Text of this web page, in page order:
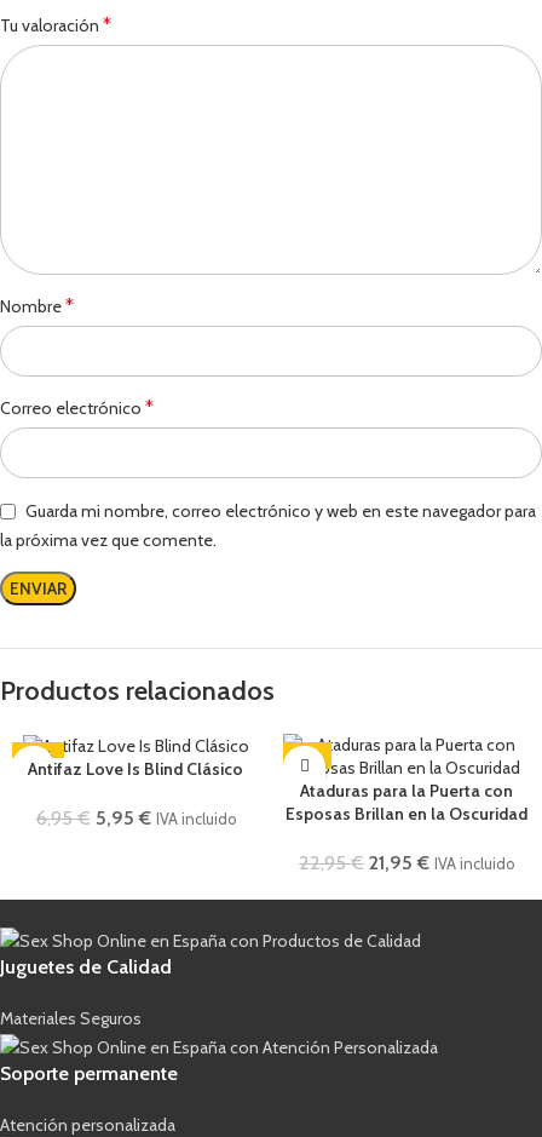
Tu valoración *
Nombre*
Correo electrónico *
Guarda mi nombre, correo electrónico y web en este navegador para
la próxima vez que comente.
Productos relacionados
-14%
Antifaz Love Is Blind Clásico
6,95€ 5,95€ IVA incluido
-4%
Ataduras para la Puerta con
Esposas Brillan en la Oscuridad
22,95€ 21,95€ IVA incluido
Juguetes de Calidad
Materiales Seguros
Soporte permanente
Atención personalizada